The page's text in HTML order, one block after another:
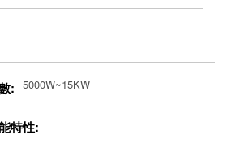
: 5000W~15KW
特性: